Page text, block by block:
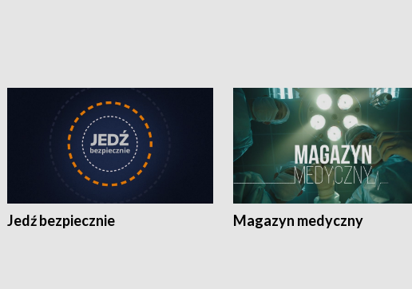
Jedź bezpiecznie Magazyn medyczny